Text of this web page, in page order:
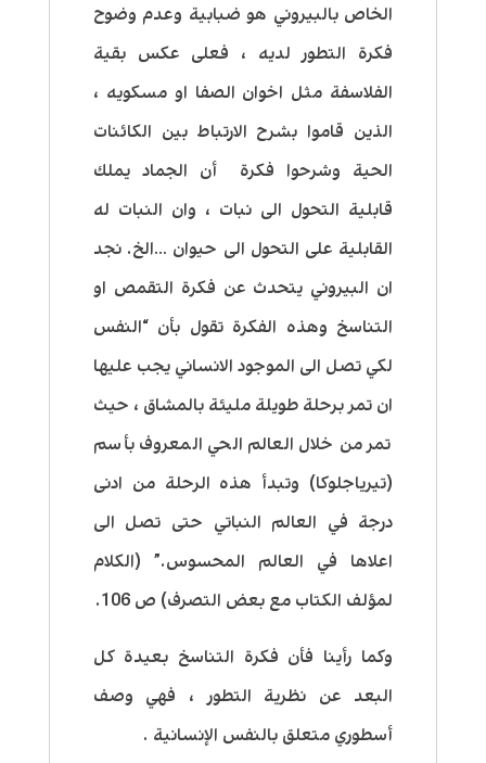
الخاص بالبيروني هو ضبابية وعدم وضوح
فكرة التطور لديه ، فعلى عكس بقية
الفلاسفة مثل اخوان الصفا او مسكويه ،
الذين قاموا بشرح الارتباط بين الكائنات
الحية وشرحوا فكرة أن الجماد يملك
قابلية التحول الى نبات ، وان النبات له
القابلية على التحول الى حيوان …الخ. نجد
ان البيروني يتحدث عن فكرة التقمص او
التناسخ وهذه الفكرة تقول بأن “النفس
لكي تصل الى الموجود الانساني يجب عليها
ان تمر برحلة طويلة مليئة بالمشاق ، حيث
تمر من خلال العالم الحي المعروف بأسم
(تيرياجلوكا) وتبدأ هذه الرحلة من ادنى
درجة في العالم النباتي حتى تصل الى
اعلاها في العالم المحسوس.” (الكلام
لمؤلف الكتاب مع بعض التصرف) ص 106.
وكما رأينا فأن فكرة التناسخ بعيدة كل
البعد عن نظرية التطور ، فهي وصف
أسطوري متعلق بالنفس الإنسانية .